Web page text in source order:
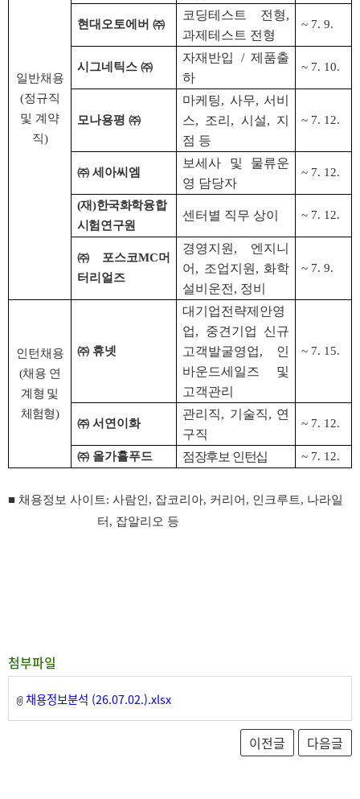
일반채용
(정규직
및 계약
직)
현대오토에버 ㈜
코딩테스트 전형,
과제테스트 전형
~ 7. 9.
시그네틱스 ㈜
자재반입 /제품출
하
~ 7. 10.
모나용평 ㈜
마케팅, 사무,서비
스, 조리 , 시설, 지
점 등
~ 7. 12.
㈜ 세아씨엠
보세사 및 물류운
영 담당자
~ 7. 12.
(재)한국화학융합
시험연구원
센터별 직무 상이 ~ 7. 12.
㈜ 포스코MC머
터리얼즈
경영지원 , 엔지니
어 , 조업지원 , 화학
설비운전 , 정비
~ 7. 9.
인턴채용
(채용 연
계형 및
체험형)
㈜ 휴넷
대기업전략제안영
업, 중견기업 신규
고객발굴영업, 인
바운드세일즈 및
고객관리
~ 7. 15.
㈜ 서연이화
관리직, 기술직, 연
구직
~ 7. 12.
㈜ 올가홀푸드 점장후보 인턴십 ~ 7. 12.
■ 채용정보 사이트: 사람인 , 잡코리아, 커리어 , 인크루트, 나라일
터 , 잡알리오 등
첨부파일
채용정보분석 (26.07.02.).xlsx